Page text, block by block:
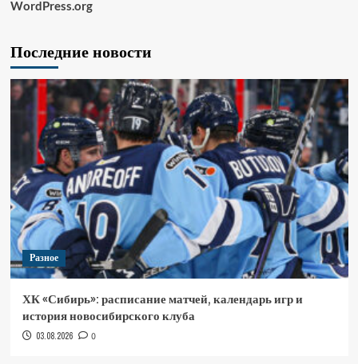
WordPress.org
Последние новости
Разное
ХК «Сибирь»: расписание матчей, календарь игр и
история новосибирского клуба
03.08.2026 0